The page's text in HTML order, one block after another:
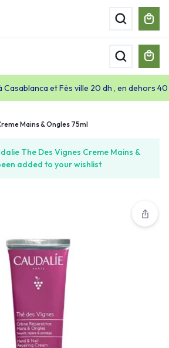
Casablanca et Fès ville 20 dh , en dehors
Mains & Ongles 75ml
The Des Vignes Creme Mains &
added to your wishlist